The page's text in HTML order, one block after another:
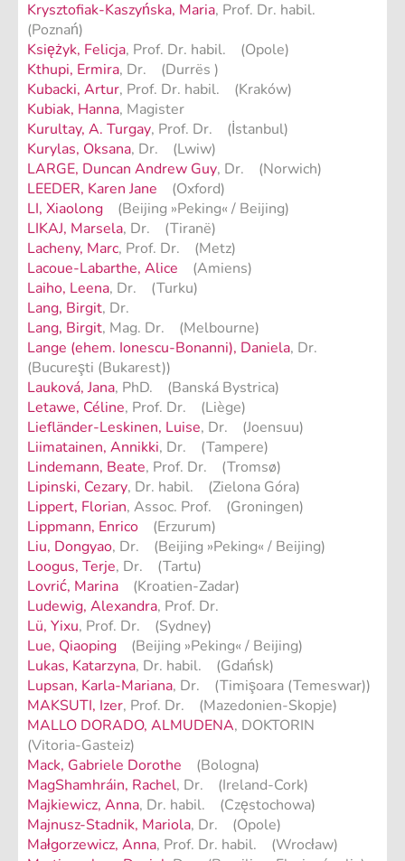
Krysztofiak-Kaszyńska, Maria, Prof. Dr. habil.
(Poznań)
Księżyk, Felicja, Prof. Dr. habil. (Opole)
Kthupi, Ermira, Dr. (Durrës )
Kubacki, Artur, Prof. Dr. habil. (Kraków)
Kubiak, Hanna, Magister
Kurultay, A. Turgay, Prof. Dr. (İstanbul)
Kurylas, Oksana, Dr. (Lwiw)
LARGE, Duncan Andrew Guy, Dr. (Norwich)
LEEDER, Karen Jane (Oxford)
LI, Xiaolong (Beijing »Peking« / Beijing)
LIKAJ, Marsela, Dr. (Tiranë)
Lacheny, Marc, Prof. Dr. (Metz)
Lacoue-Labarthe, Alice (Amiens)
Laiho, Leena, Dr. (Turku)
Lang, Birgit, Dr.
Lang, Birgit, Mag. Dr. (Melbourne)
Lange (ehem. Ionescu-Bonanni), Daniela, Dr.
(Bucureşti (Bukarest))
Lauková, Jana, PhD. (Banská Bystrica)
Letawe, Céline, Prof. Dr. (Liège)
Liefländer-Leskinen, Luise, Dr. (Joensuu)
Liimatainen, Annikki, Dr. (Tampere)
Lindemann, Beate, Prof. Dr. (Tromsø)
Lipinski, Cezary, Dr. habil. (Zielona Góra)
Lippert, Florian, Assoc. Prof. (Groningen)
Lippmann, Enrico (Erzurum)
Liu, Dongyao, Dr. (Beijing »Peking« / Beijing)
Loogus, Terje, Dr. (Tartu)
Lovrić, Marina (Kroatien-Zadar)
Ludewig, Alexandra, Prof. Dr.
Lü, Yixu, Prof. Dr. (Sydney)
Lue, Qiaoping (Beijing »Peking« / Beijing)
Lukas, Katarzyna, Dr. habil. (Gdańsk)
Lupsan, Karla-Mariana, Dr. (Timişoara (Temeswar))
MAKSUTI, Izer, Prof. Dr. (Mazedonien-Skopje)
MALLO DORADO, ALMUDENA, DOKTORIN
(Vitoria-Gasteiz)
Mack, Gabriele Dorothe (Bologna)
MagShamhráin, Rachel, Dr. (Ireland-Cork)
Majkiewicz, Anna, Dr. habil. (Częstochowa)
Majnusz-Stadnik, Mariola, Dr. (Opole)
Małgorzewicz, Anna, Prof. Dr. habil. (Wrocław)